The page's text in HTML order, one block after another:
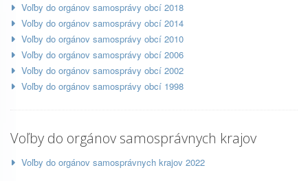
Voľby do orgánov samosprávy obcí 2018
Voľby do orgánov samosprávy obcí 2014
Voľby do orgánov samosprávy obcí 2010
Voľby do orgánov samosprávy obcí 2006
Voľby do orgánov samosprávy obcí 2002
Voľby do orgánov samosprávy obcí 1998
Voľby do orgánov samosprávnych krajov
Voľby do orgánov samosprávnych krajov 2022